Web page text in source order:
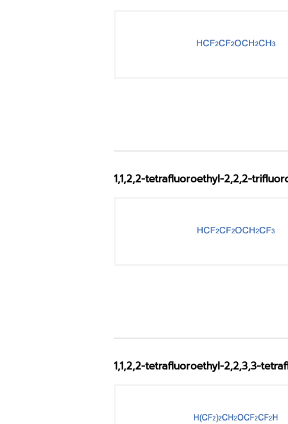
1,1,2,2-tetrafluoroethyl-2,2,2-
1,1,2,2-tetrafluoroethyl-2,2,3,3-